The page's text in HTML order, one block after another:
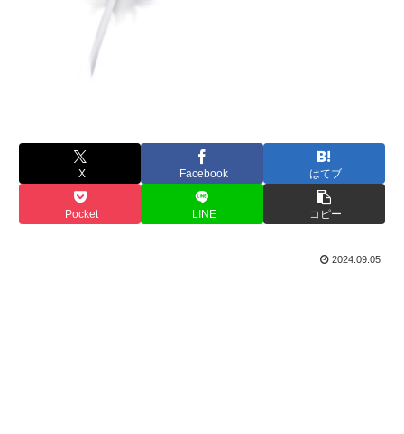
X Facebook はてブ
Pocket LINE コピー
2024.09.05